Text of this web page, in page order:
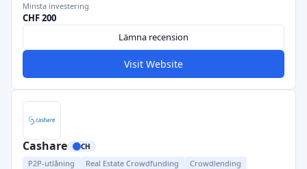
Minsta investering
CHF 200
Lämna recension
Visit Website
Cashare CH
P2P-utlåning Real Estate Crowdfunding
Crowdlending